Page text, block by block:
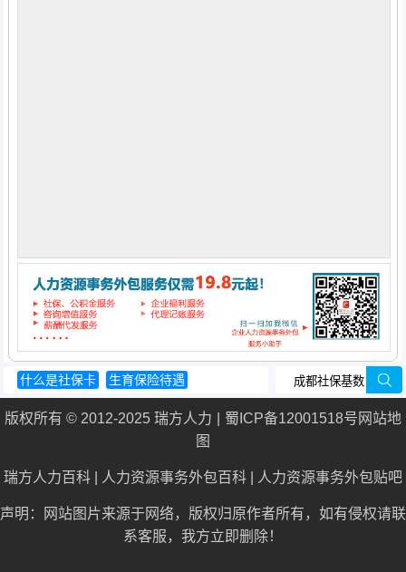
什么是社保卡
生育保险待遇
五险一金缴纳比例
生育保险待遇
版权所有 © 2012-2025 瑞方人力 蜀ICP备12001518号 网站地
图
瑞方人力百科 人力资源事务外包百科 人力资源事务外包贴吧
声明：网站图片来源于网络，版权归原作者所有，如有侵权请联
系客服，我方立即删除！